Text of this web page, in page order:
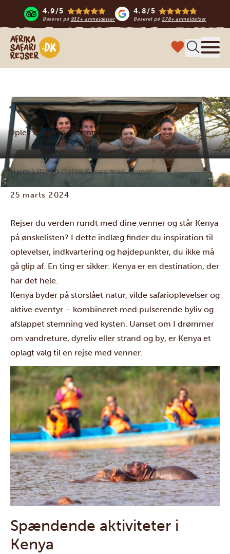
4.9/5
Baseret på 933+ anmeldelser
4.8/5
Baseret på 578+ anmeldelser
Safari-rejser i Afrika
Oplev Kenya med venner
Hjem Blog Oplev Kenya med venner
25 marts 2024
Rejser du verden rundt med dine venner og står Kenya
på ønskelisten? I dette indlæg finder du inspiration til
oplevelser, indkvartering og højdepunkter, du ikke må
gå glip af. En ting er sikker: Kenya er en destination, der
har det hele.
Kenya byder på storslået natur, vilde safarioplevelser og
aktive eventyr – kombineret med pulserende byliv og
afslappet stemning ved kysten. Uanset om I drømmer
om vandreture, dyreliv eller strand og by, er Kenya et
oplagt valg til en rejse med venner.
Spændende aktiviteter i
Kenya